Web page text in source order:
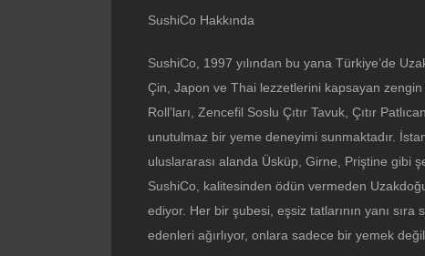
SushiCo Hakkında
SushiCo, 1997 yılından bu yana Türkiye’de
Çin, Japon ve Thai lezzetlerini kapsayan
Roll’ları, Zencefil Soslu Çıtır Tavuk, Çıtır
unutulmaz bir yeme deneyimi sunmaktadır.
uluslararası alanda Üsküp, Girne, Priştine gibi
SushiCo, kalitesinden ödün vermeden
ediyor. Her bir şubesi, eşsiz tatlarının yanı
edenleri ağırlıyor, onlara sadece bir yemek